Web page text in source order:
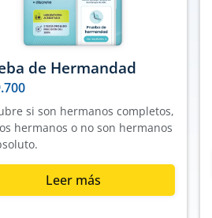
de Hermandad
si son hermanos completos,
hermanos o no son hermanos
Leer más